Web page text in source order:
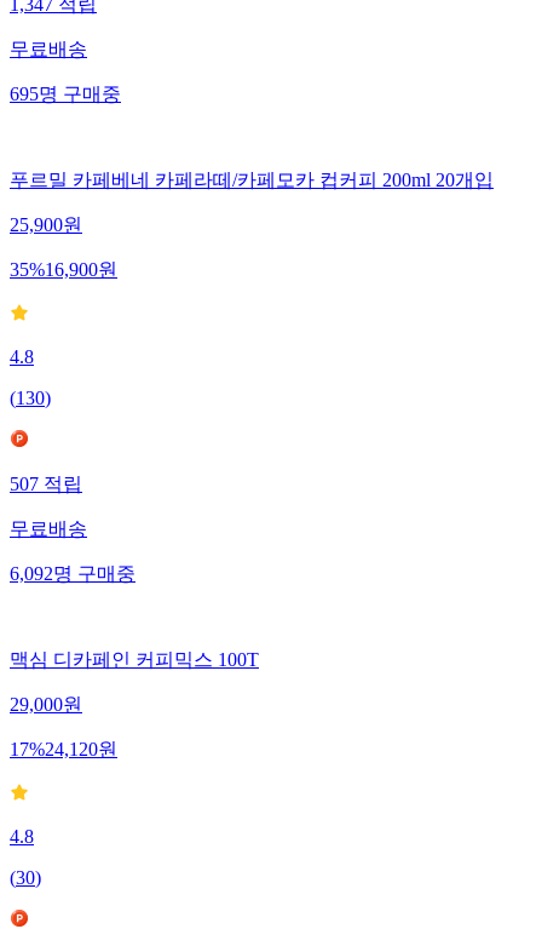
1,347적립
무료배송
695명구매중
푸르밀 카페베네 카페라떼/카페모카 컵커피 200ml 20개입
25,900원
35%16,900원
4.8
(130)
507적립
무료배송
6,092명구매중
맥심 디카페인 커피믹스 100T
29,000원
17%24,120원
4.8
(30)